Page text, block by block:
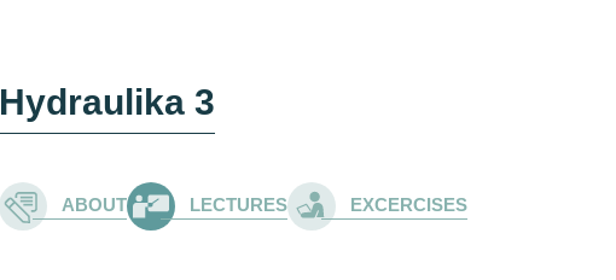
Hydraulika 3
ABOUT LECTURES EXCERCISES